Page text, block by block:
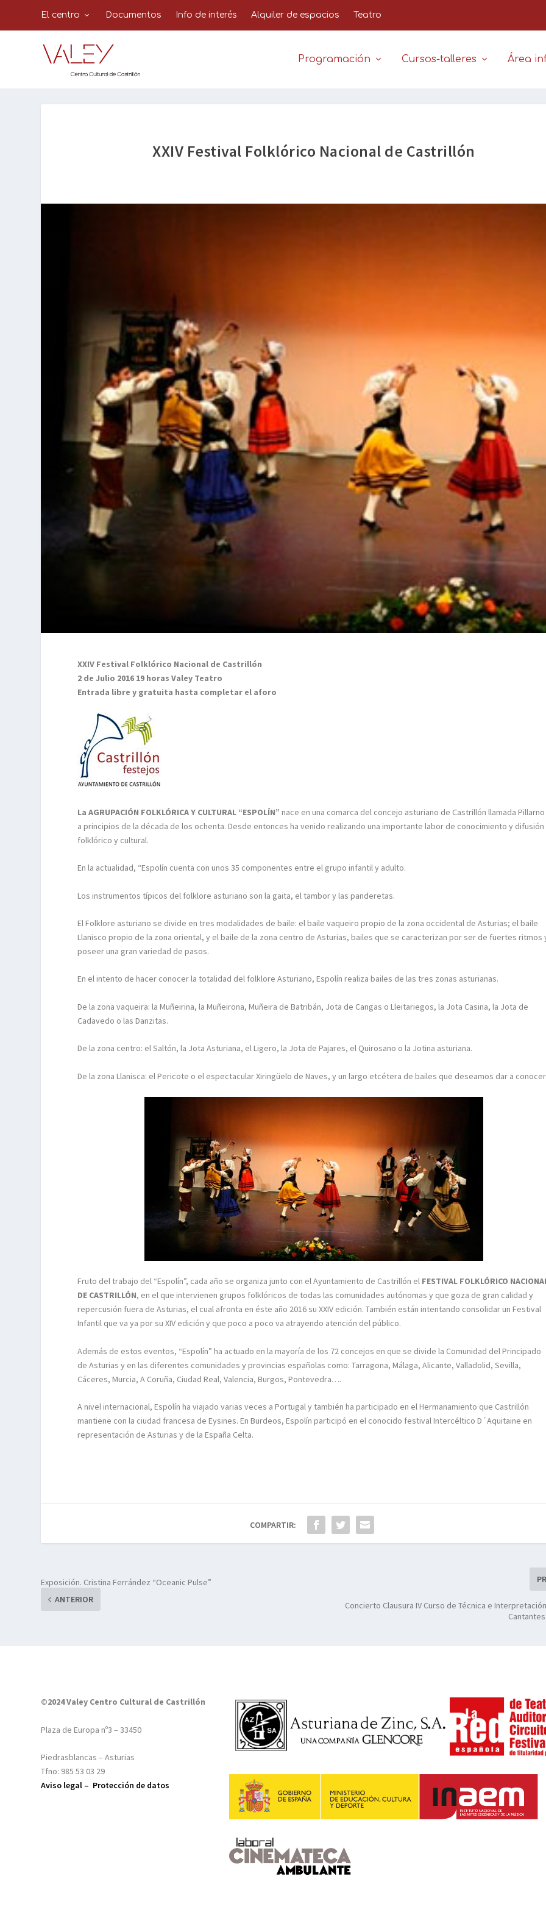
El centro Documentos Info de interés Alquiler de espacios Teatro
Programación Cursos-talleres Área
XXIV Festival Folklórico Nacional de Castrillón
XXIV Festival Folklórico Nacional de Castrillón
2 de Julio 2016 19 horas Valey Teatro
Entrada libre y gratuita hasta completar el aforo
La AGRUPACIÓN FOLKLÓRICA Y CULTURAL “ESPOLÍN” nace en una comarca del concejo asturiano de Castrillón llamada Pillarno
a principios de la década de los ochenta. Desde entonces ha venido realizando una importante labor de conocimiento y difusión
folklórico y cultural.
En la actualidad, “Espolín cuenta con unos 35 componentes entre el grupo infantil y adulto.
Los instrumentos típicos del folklore asturiano son la gaita, el tambor y las panderetas.
El Folklore asturiano se divide en tres modalidades de baile: el baile vaqueiro propio de la zona occidental de Asturias; el baile
Llanisco propio de la zona oriental, y el baile de la zona centro de Asturias, bailes que se caracterizan por ser de fuertes ritmos
poseer una gran variedad de pasos.
En el intento de hacer conocer la totalidad del folklore Asturiano, Espolín realiza bailes de las tres zonas asturianas.
De la zona vaqueira: la Muñeirina, la Muñeirona, Muñeira de Batribán, Jota de Cangas o Lleitariegos, la Jota Casina, la Jota de
Cadavedo o las Danzitas.
De la zona centro: el Saltón, la Jota Asturiana, el Ligero, la Jota de Pajares, el Quirosano o la Jotina asturiana.
De la zona Llanisca: el Pericote o el espectacular Xiringüelo de Naves, y un largo etcétera de bailes que deseamos dar a conocer.
Fruto del trabajo del “Espolín”, cada año se organiza junto con el Ayuntamiento de Castrillón el FESTIVAL FOLKLÓRICO
DE CASTRILLÓN, en el que intervienen grupos folklóricos de todas las comunidades autónomas y que goza de gran calidad y
repercusión fuera de Asturias, el cual afronta en éste año 2016 su XXIV edición. También están intentando consolidar un Festival
Infantil que va ya por su XIV edición y que poco a poco va atrayendo atención del público.
Además de estos eventos, “Espolín” ha actuado en la mayoría de los 72 concejos en que se divide la Comunidad del Principado
de Asturias y en las diferentes comunidades y provincias españolas como: Tarragona, Málaga, Alicante, Valladolid, Sevilla,
Cáceres, Murcia, A Coruña, Ciudad Real, Valencia, Burgos, Pontevedra….
A nivel internacional, Espolín ha viajado varias veces a Portugal y también ha participado en el Hermanamiento que Castrillón
mantiene con la ciudad francesa de Eysines. En Burdeos, Espolín participó en el conocido festival Intercéltico D´Aquitaine en
representación de Asturias y de la España Celta.
COMPARTIR:
Exposición. Cristina Ferrández “Oceanic Pulse”
ANTERIOR
Concierto Clausura IV Curso de Técnica e
©2024 Valey Centro Cultural de Castrillón
Plaza de Europa nº3 – 33450
Piedrasblancas – Asturias
Tfno: 985 53 03 29
Aviso legal – Protección de datos